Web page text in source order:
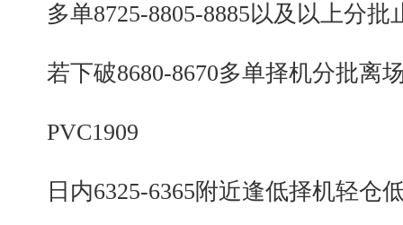
多单8725-8805-8885以及以上分批
若下破8680-8670多单择机分批离
PVC1909
日内6325-6365附近逢低择机轻仓